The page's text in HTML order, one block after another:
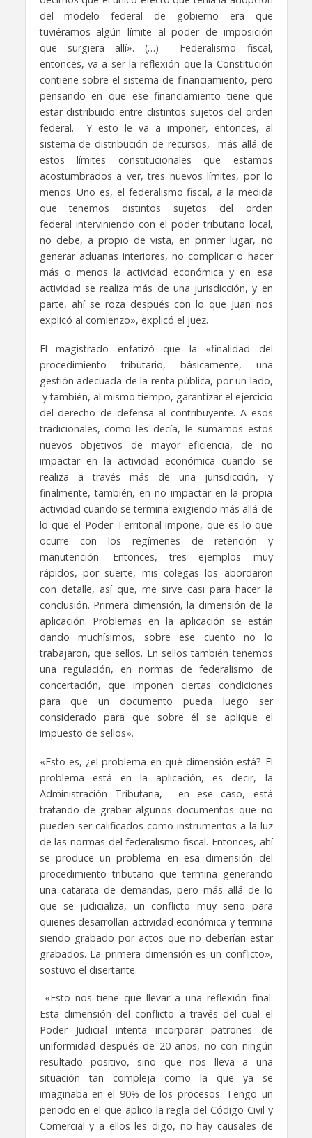
del modelo federal de gobierno
era que
tuviéramos algún límite al poder de imposición
que surgiera allí». (…)
Federalismo fiscal,
entonces, va a ser la reflexión que la Constitución
contiene sobre el sistema de financiamiento, pero
pensando en que ese financiamiento tiene que
estar distribuido entre distintos sujetos del orden
federal.
Y esto le va a imponer, entonces, al
sistema de distribución de recursos,
más allá de
estos límites constitucionales que estamos
acostumbrados a ver, tres nuevos límites, por lo
menos. Uno es, el federalismo fiscal, a la medida
que tenemos distintos sujetos del orden
federal interviniendo con el poder tributario local,
no debe, a propio de vista, en primer lugar, no
generar aduanas interiores, no complicar o hacer
más o menos la actividad económica y en esa
actividad se realiza más de una jurisdicción, y en
parte, ahí se roza después con lo que Juan nos
explicó al comienzo», explicó el juez.
El magistrado enfatizó que la «finalidad del
procedimiento tributario, básicamente, una
gestión adecuada de la renta pública, por un lado,
y también, al mismo tiempo, garantizar el ejercicio
del derecho de defensa al contribuyente. A esos
tradicionales, como les decía, le sumamos estos
nuevos objetivos de mayor eficiencia,
de no
impactar en la actividad económica cuando se
realiza a través más de una jurisdicción,
y
finalmente, también, en no impactar en la propia
actividad cuando se termina exigiendo más allá de
lo que el Poder Territorial impone, que es lo que
ocurre con los regímenes de retención y
manutención.
Entonces, tres ejemplos muy
rápidos, por suerte, mis colegas los abordaron
con detalle, así que, me sirve casi para hacer la
conclusión. Primera dimensión, la dimensión de la
aplicación. Problemas en la aplicación se están
dando muchísimos,
sobre ese cuento no lo
trabajaron, que sellos. En sellos también tenemos
una regulación, en normas de federalismo de
concertación, que imponen ciertas condiciones
para que un documento pueda luego ser
considerado para que sobre él se aplique el
impuesto de sellos».
«Esto es, ¿el problema en qué dimensión está? El
problema está en la aplicación, es decir, la
Administración Tributaria,
en ese caso, está
tratando de grabar algunos documentos que no
pueden ser calificados como instrumentos a la luz
de las normas del federalismo fiscal. Entonces, ahí
se produce un problema en esa dimensión del
procedimiento tributario que termina generando
una catarata de demandas, pero más allá de lo
que se judicializa, un conflicto muy serio para
quienes desarrollan actividad económica y termina
siendo grabado por actos que no deberían estar
grabados. La primera dimensión es un conflicto»,
sostuvo el disertante.
«Esto nos tiene que llevar a una reflexión final.
Esta dimensión del conflicto a través del cual el
Poder Judicial intenta incorporar patrones de
uniformidad después de 20 años, no con ningún
resultado positivo,
sino que nos lleva a una
situación tan compleja
como la que ya se
imaginaba en el 90% de los procesos. Tengo un
periodo en el que aplico la regla del Código Civil y
Comercialy a ellos les digo, no hay causales de